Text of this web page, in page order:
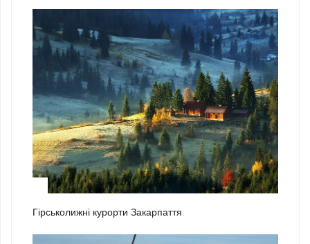
Гірськолижні курорти Закарпаття